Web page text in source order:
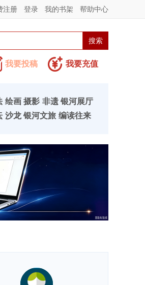
注册 登录 我的书架 帮助中心
我要投稿 我要充值
绘画 摄影 非遗 银河展厅
沙龙 银河文旅 编读往来